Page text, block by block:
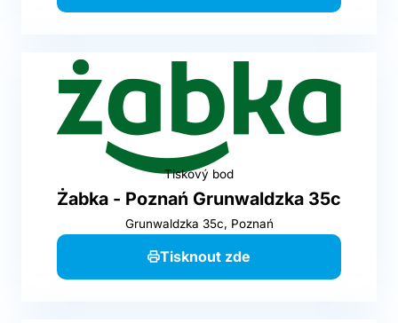
Tiskový bod
Żabka - Poznań Grunwaldzka 35c
Grunwaldzka 35c, Poznań
Tisknout zde